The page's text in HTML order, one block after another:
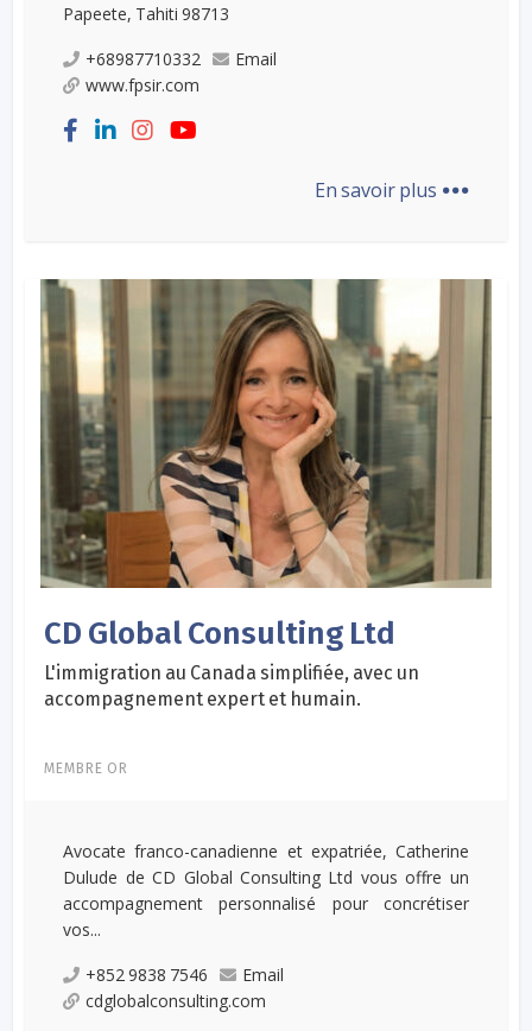
Papeete, Tahiti 98713
+68987710332
Email
www.fpsir.com
En savoir plus ...
CD Global Consulting Ltd
L'immigration au Canada simplifiée, avec un
accompagnement expert et humain.
MEMBRE OR
Avocate franco-canadienne et expatriée, Catherine
Dulude de CD Global Consulting Ltd vous offre un
accompagnement personnalisé pour concrétiser
vos...
+852 9838 7546
Email
cdglobalconsulting.com